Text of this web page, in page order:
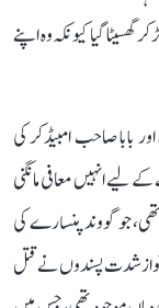
گیا کیونکہ وہ اپنے
بابا صاحب امبیڈکر کی
لیے انہیں معافی مانگنی
جو گووند پنسارے کی
نواز شدت پسندوں نے قتل